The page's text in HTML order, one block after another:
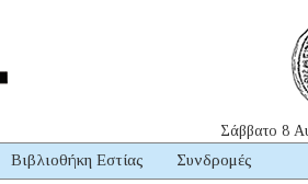
Σάββατο 8
Βιβλιοθήκη Εστίας Συνδρομές